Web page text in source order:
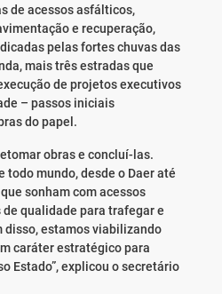
de acessos asfálticos,
e recuperação,
pelas fortes chuvas das
mais três estradas que
de projetos executivos
– passos iniciais
do papel.
obras e concluí-las.
todo mundo, desde o Daer até
sonham com acessos
qualidade para trafegar e
disso, estamos viabilizando
caráter estratégico para
Estado”, explicou o secretário